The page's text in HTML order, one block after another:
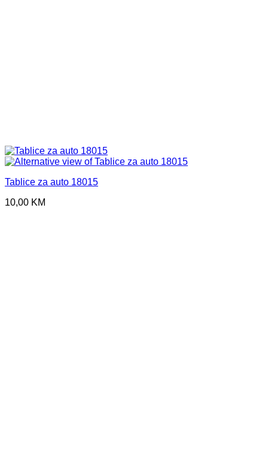
Tablice za auto 18015
10,00 KM